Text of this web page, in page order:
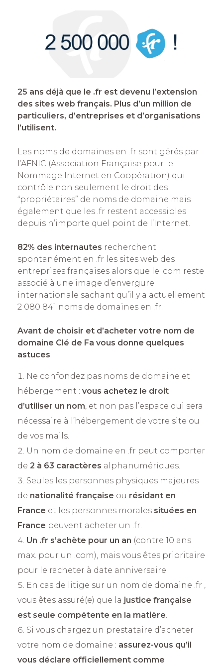
25 ans déjà que le .fr est devenu l’extension
des sites web français. Plus d’un million de
particuliers, d’entreprises et d’organisations
l’utilisent.
Les noms de domaines en .fr sont gérés par
l’AFNIC (Association Française pour le
Nommage Internet en Coopération) qui
contrôle non seulement le droit des
“propriétaires” de noms de domaine mais
également que les .fr restent accessibles
depuis n’importe quel point de l’Internet.
82% des internautes recherchent
spontanément en .fr les sites web des
entreprises françaises alors que le .com reste
associé à une image d’envergure
internationale sachant qu’il y a actuellement
2 080 841 noms de domaines en .fr.
Avant de choisir et d’acheter votre nom de
domaine Clé de Fa vous donne quelques
astuces
Ne confondez pas noms de domaine et
hébergement : vous achetez le droit
d’utiliser un nom , et non pas l’espace qui sera
nécessaire à l’hébergement de votre site ou
de vos mails.
Un nom de domaine en .fr peut comporter
de 2 à 63 caractères alphanumériques.
Seules les personnes physiques majeures
de nationalité française ou résidant en
France et les personnes morales situées en
France peuvent acheter un .fr.
Un .fr s’achète pour un an (contre 10 ans
max. pour un .com), mais vous êtes prioritaire
pour le racheter à date anniversaire.
En cas de litige sur un nom de domaine .fr ,
vous êtes assuré(e) que la justice française
est seule compétente en la matière
Si vous chargez un prestataire d’acheter
votre nom de domaine : assurez-vous qu’il
vous déclare officiellement comme